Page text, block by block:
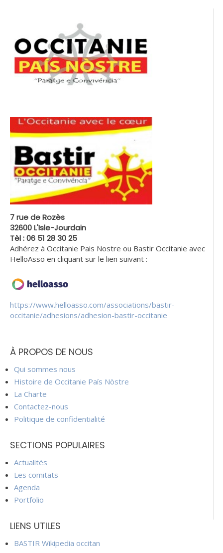
7 rue de Rozès
32600 L'Isle-Jourdain
Tèl : 06 51 28 30 25
Adhérez à Occitanie Pais Nostre ou Bastir Occitanie avec
HelloAsso en cliquant sur le lien suivant :
https://www.helloasso.com/associations/bastir-
occitanie/adhesions/adhesion-bastir-occitanie
À PROPOS DE NOUS
Qui sommes nous
Histoire de Occitanie País Nòstre
La Charte
Contactez-nous
Politique de confidentialité
SECTIONS POPULAIRES
Actualités
Les comitats
Agenda
Portfolio
LIENS UTILES
BASTIR Wikipedia occitan